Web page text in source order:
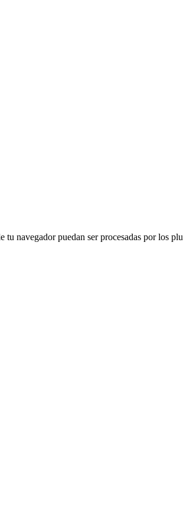
navegador puedan ser procesadas por los